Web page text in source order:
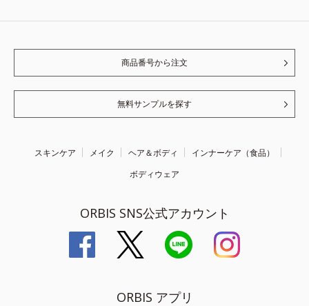
商品番号から注文
無料サンプルを探す
スキンケア メイク ヘア＆ボディ
インナーケア（食品）
ボディウェア
ORBIS SNS公式アカウント
ORBIS アプリ